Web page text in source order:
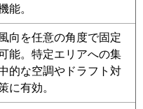
RPK-AP45GH6
FDKZ455H5SA
能。
向を任意の角度で固定
能。特定エリアへの集
的な空調やドラフト対
に有効。